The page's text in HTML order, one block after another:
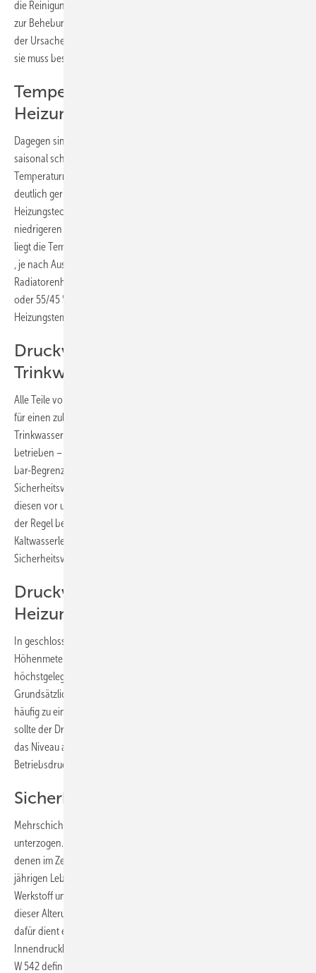
die Reinigung und Desinfektion bzw. die Methodik und Maßnahmen
zur Behebung von mikrobiellen Auffälligkeiten. Unabhängig davon ist
der Ursache der Legionellenvermehrung auf den Grund zu gehen und
sie muss beseitigt werden.
Temperaturprofile von
Heizungsanlagen
Dagegen sind die Betriebstemperaturen in einer Heizungsinstallation
saisonal schwankend und von der Außentemperatur abhängig; im
Temperaturniveau mit entsprechend längerer Zeit (Winter) aber auch
deutlich geringer (Sommer). Aufgrund von Fortschritten in der
Heizungstechnik und Anforderungen der EnEV wird mittlerweile mit
niedrigeren Temperaturen gearbeitet. Bei Fußbodenheizkreisläufen
liegt die Temperatur durchschnittlich bei 45/25 °C (Vor- und Rücklauf)
, je nach Auslegung der Heizung, aber nie höher als 50 °C.
Radiatorenheizungen werden durchschnittlich mit 75/65 °C, 70/55 °C
oder 55/45 °C betrieben. Selten werden Anlagen mit höheren
Heizungstemperaturen – bis max. 85 °C – gefahren.
Druckverhältnisse in
Trinkwasseranlagen
Alle Teile von Trinkwasseranlagen müssen aus Gründen der Festigkeit
für einen zulässigen Betriebsüberdruck von 1 MPa bemessen sein.
Trinkwasserinstallationen werden jedoch mit tieferen Drücken
betrieben – in der Regel zwischen 0,3 und 0,5 MPa (3 bis 5 bar). Die 5-
bar-Begrenzung fordert die DIN 4109 aus Schallschutzgründen. Das
Sicherheitsventil vor einem zentralen Trinkwassererwärmer schützt
diesen vor unzulässigem Druckanstieg. Das Sicherheitsventil öffnet in
der Regel bei 6 bar. Der maximale Druck in der vorgelagerten
Kaltwasserleitung darf 80 % des Ansprechdrucks des
Sicherheitsventils nicht überschreiten – bedeutet also max. 4,8 bar.
Druckverhältnisse in
Heizungsanlagen
In geschlossenen Heizungsanlagen orientiert sich der Druck an den
Höhenmetern zwischen Heizung (oftmals im Keller) bis zum
höchstgelegenen Heizkörper – man rechnet hier 0,1 bar je Meter.
Grundsätzlich wird bei Ein-, Zwei- und kleineren Mehrfamilienhäusern
häufig zu einer Einstellung zwischen 1,0 und 2,0 bar geraten. Dabei
sollte der Druck nicht unter 1,0 bar sinken. In größeren Anlagen kann
das Niveau auch höher sein, wobei durch Druckminderer der
Betriebsdruck in aller Regel auf maximal 6 bar begrenzt wird.
Sicherheit hat Vorrang
Mehrschicht-Verbundrohre werden umfassenden Prüfungen
unterzogen. Zentraler Punkt dafür sind Zeitstandsprüfungen, mit
denen im Zeitraffer die auftretenden Belastungen anhand eines 50-
jährigen Lebenszyklus simuliert werden, da Polymere, je nach
Werkstoff und Werkstoffdicke, schneller oder langsamer altern. Doch
dieser Alterungsprozess kann eingeschätzt werden. Als Grundlage
dafür dient ein Festigkeitsnachweis mit der Erstellung der Zeitstand-
Innendruckkurven. Die Vorgaben dafür sind im DVGW-Arbeitsblatt
W 542 definiert, das auch Grundlage für eine DVGW-Zertifizierung ist.